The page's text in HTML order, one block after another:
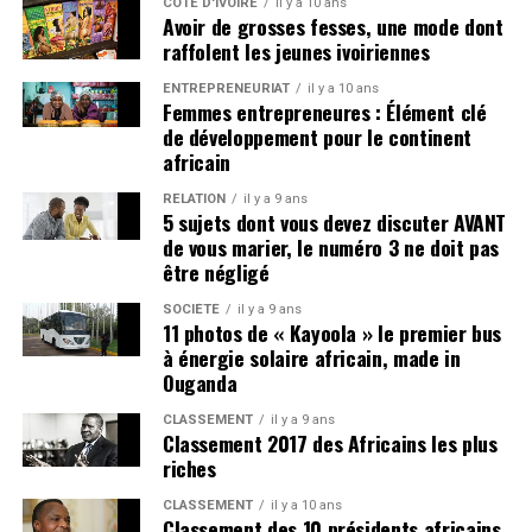
très importante pour le pays vu qu’il a actuellement
grand besoin de faciliter l’arrivée des investisseurs.
AFRICAINS GHANA VISA
2. Elle a vécu une histoire
passionnelle avec Michael Essien
réussi à monter cette opération frauduleuse. Pour
rendre plus crédible leur affaire, ils ont affiché le
drapeau américain et une peinture du président Barack
Obama à l’intérieur, pour renforcer l’illusion qu’ils
étaient des représentants du pays.
La fausse ambassade avait une peinture du président américian Barack
Obama accrochée à un mur
CÔTE D'IVOIRE il y a 10 ans
Avoir de grosses fesses, une mode dont
raffolent les jeunes ivoiriennes
ENTREPRENEURIAT il y a 10 ans
Femmes entrepreneures : Élément clé
de développement pour le continent
africain
RELATION il y a 9 ans
5 sujets dont vous devez discuter AVANT
de vous marier, le numéro 3 ne doit pas
être négligé
SOCIÉTÉ il y a 9 ans
11 photos de « Kayoola » le premier bus
à énergie solaire africain, made in
Ouganda
CLASSEMENT il y a 9 ans
Classement 2017 des Africains les plus
riches
CLASSEMENT il y a 10 ans